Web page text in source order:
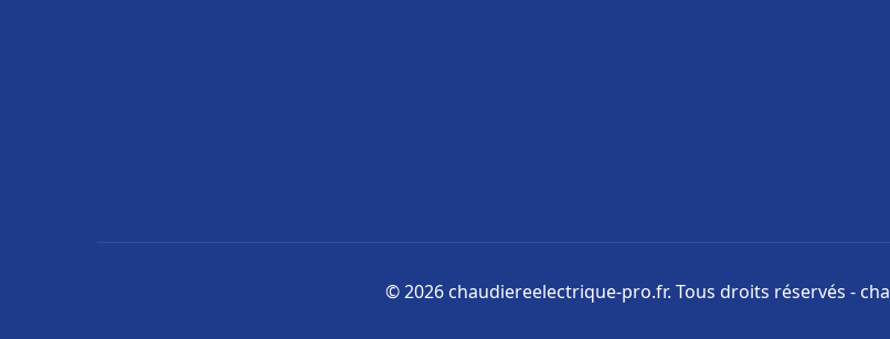
© 2026 chaudiereelectrique-pro.fr. Tous droits réservés -